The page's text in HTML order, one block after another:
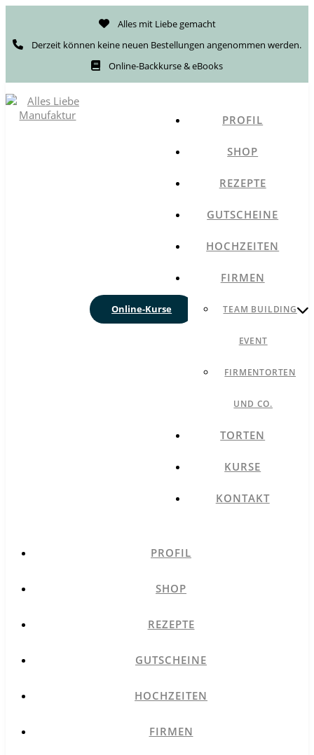
Alles mit Liebe gemacht
Derzeit können keine neuen Bestellungen angenommen werden.
Online-Backkurse & eBooks
Online-Kurse
PROFIL
SHOP
REZEPTE
GUTSCHEINE
HOCHZEITEN
FIRMEN
TEAM BUILDING
EVENT
FIRMENTORTEN
UND CO.
TORTEN
KURSE
KONTAKT
PROFIL
SHOP
REZEPTE
GUTSCHEINE
HOCHZEITEN
FIRMEN